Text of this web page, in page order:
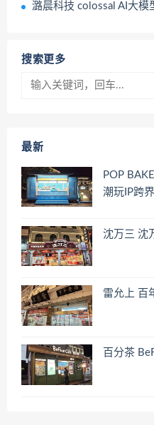
潞晨科技 colossal AI大模
搜索更多
最新
POP
潮玩IP跨
沈万三 沈
雷允上 百
百分茶